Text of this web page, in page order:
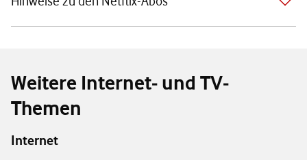
Weitere Internet- und TV-
Themen
Internet